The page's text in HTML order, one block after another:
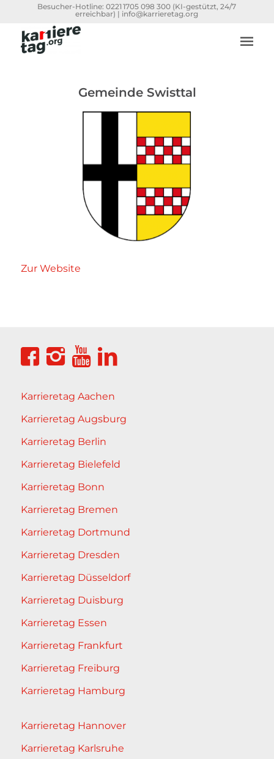
Besucher-Hotline:0221 1705 098 300 (KI-gestützt, 24/7
erreichbar) | info@karrieretag.org
Gemeinde Swisttal
Zur Website
Karrieretag Aachen
Karrieretag Augsburg
Karrieretag Berlin
Karrieretag Bielefeld
Karrieretag Bonn
Karrieretag Bremen
Karrieretag Dortmund
Karrieretag Dresden
Karrieretag Düsseldorf
Karrieretag Duisburg
Karrieretag Essen
Karrieretag Frankfurt
Karrieretag Freiburg
Karrieretag Hamburg
Karrieretag Hannover
Karrieretag Karlsruhe